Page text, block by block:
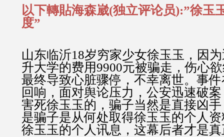
以下轉貼海森崴(独立评论员):”徐玉
度”
山东临沂18岁穷家少女徐玉玉，因
升大学的费用9900元被骗走，伤心
最终导致心脏骤停，不幸离世。事
回响，面对舆论压力，公安迅速破
害死徐玉玉的，骗子当然是直接凶
是骗子是从何处取得徐玉玉的个人
徐玉玉的个人讯息，这幕后者才是